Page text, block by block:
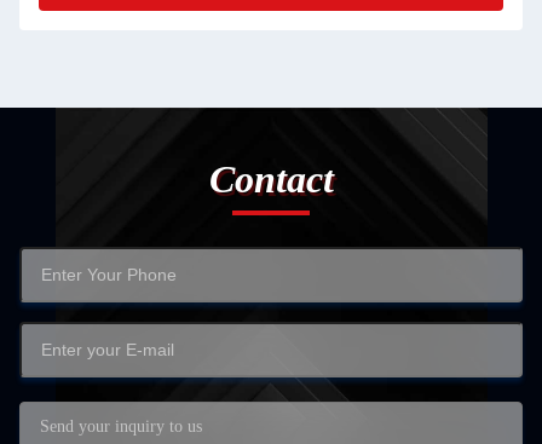
Contact